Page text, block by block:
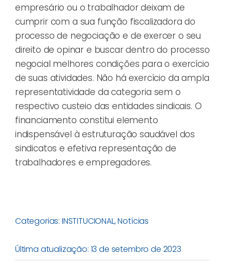
empresário ou o trabalhador deixam de
cumprir com a sua função fiscalizadora do
processo de negociação e de exercer o seu
direito de opinar e buscar dentro do processo
negocial melhores condições para o exercício
de suas atividades. Não há exercício da ampla
representatividade da categoria sem o
respectivo custeio das entidades sindicais. O
financiamento constitui elemento
indispensável à estruturação saudável dos
sindicatos e efetiva representação de
trabalhadores e empregadores.
Categorias: INSTITUCIONAL,Notícias
Última atualização: 13 de setembro de 2023